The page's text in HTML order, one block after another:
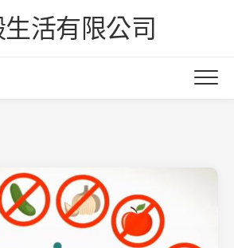
活有限公司